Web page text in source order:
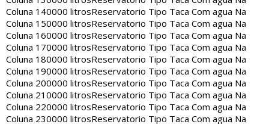
Coluna 140000 litrosReservatorio Tipo Taca Com agua Na
Coluna 150000 litrosReservatorio Tipo Taca Com agua Na
Coluna 160000 litrosReservatorio Tipo Taca Com agua Na
Coluna 170000 litrosReservatorio Tipo Taca Com agua Na
Coluna 180000 litrosReservatorio Tipo Taca Com agua Na
Coluna 190000 litrosReservatorio Tipo Taca Com agua Na
Coluna 200000 litrosReservatorio Tipo Taca Com agua Na
Coluna 210000 litrosReservatorio Tipo Taca Com agua Na
Coluna 220000 litrosReservatorio Tipo Taca Com agua Na
Coluna 230000 litrosReservatorio Tipo Taca Com agua Na